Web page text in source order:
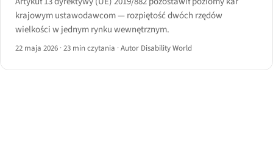
krajowym ustawodawcom — rozpiętość dwóch rzędów
wielkości w jednym rynku wewnętrznym.
22 maja 2026 ·23 min czytania ·Autor Disability World